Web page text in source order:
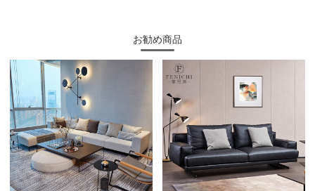
お勧め商品